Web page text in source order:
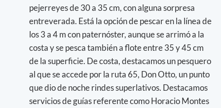
pejerreyes de 30 a 35 cm, con alguna sorpresa
entreverada. Está la opción de pescar en la línea de
los 3 a 4 m con paternóster, aunque se arrimó a la
costa y se pesca también a flote entre 35 y 45 cm
de la superficie. De costa, destacamos un pesquero
al que se accede por la ruta 65, Don Otto, un punto
que dio de noche rindes superlativos. Destacamos
servicios de guías referente como Horacio Montes